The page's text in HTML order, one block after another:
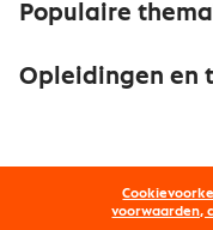
Netwerk en
Word lid van Nevi
Nevi PMI®
Populaire
Onderhandelen
Opleidingen en
Opleidingen
Maatwerkvoorwaarden,